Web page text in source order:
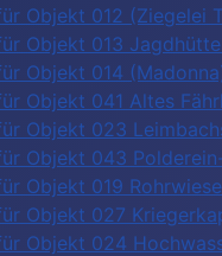
Objekt 012 (Ziegelei
Objekt 013
Objekt 014
Objekt 041 Altes
Objekt 023
Objekt 043
Objekt 019
Objekt 027
Objekt 024